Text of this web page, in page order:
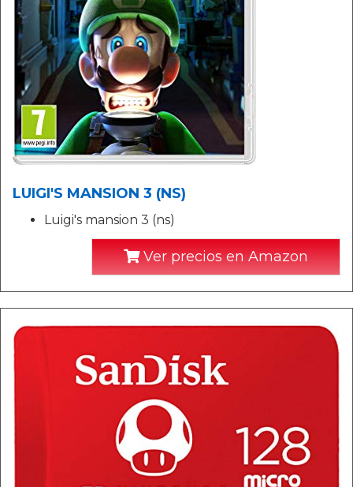
LUIGI'S MANSION 3 (NS)
Luigi's mansion 3 (ns)
Ver precios en Amazon